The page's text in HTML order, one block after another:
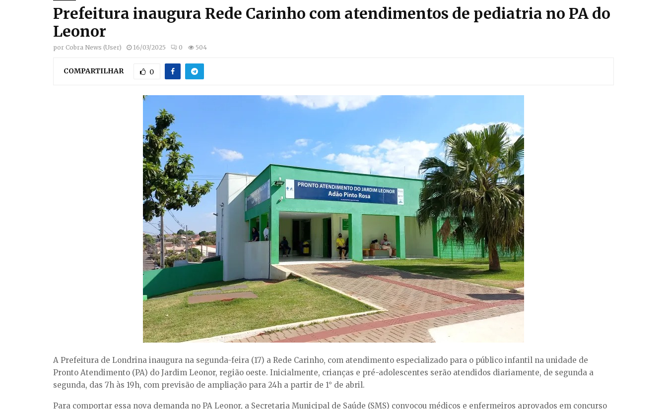
Prefeitura inaugura Rede Carinho com atendimentos de pediatria no PA do
Leonor
por Cobra News (User) 16/03/2025 0 504
COMPARTILHAR 0
A Prefeitura de Londrina inaugura na segunda-feira (17) a Rede Carinho, com atendimento especializado para o público infantil na unidade de
Pronto Atendimento (PA) do Jardim Leonor, região oeste. Inicialmente, crianças e pré-adolescentes serão atendidos diariamente, de segunda a
segunda, das 7h às 19h, com previsão de ampliação para 24h a partir de 1° de abril.
Para comportar essa nova demanda no PA Leonor, a Secretaria Municipal de Saúde (SMS) convocou médicos e enfermeiros aprovados em concurso